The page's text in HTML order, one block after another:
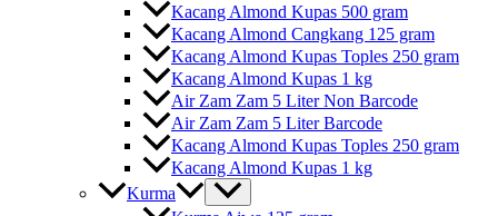
Kacang Almond Kupas 500 gram
Kacang Almond Cangkang 125 gram
Kacang Almond Kupas Toples 250 gram
Kacang Almond Kupas 1 kg
Air Zam Zam 5 Liter Non Barcode
Air Zam Zam 5 Liter Barcode
Kacang Almond Kupas Toples 250 gram
Kacang Almond Kupas 1 kg
Kurma